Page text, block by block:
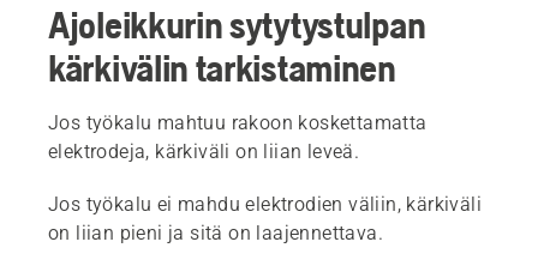
Ajoleikkurin sytytystulpan
kärkivälin tarkistaminen
Jos työkalu mahtuu rakoon koskettamatta
elektrodeja, kärkiväli on liian leveä.
Jos työkalu ei mahdu elektrodien väliin, kärkiväli
on liian pieni ja sitä on laajennettava.